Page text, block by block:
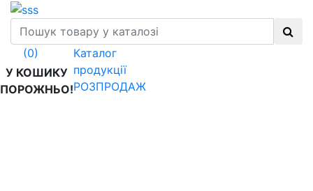
(0)
У КОШИКУ
ПОРОЖНЬО!
Каталог
продукції
РОЗПРОДАЖ